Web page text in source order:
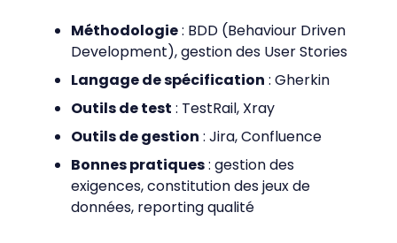
Méthodologie: BDD (Behaviour Driven
Development), gestion des User Stories
Langage de spécification : Gherkin
Outils de test : TestRail, Xray
Outils de gestion : Jira, Confluence
Bonnes pratiques: gestion des
exigences, constitution des jeux de
données, reporting qualité